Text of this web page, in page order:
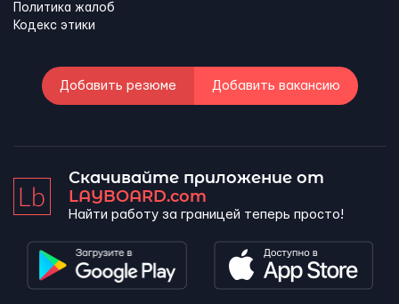
Политика жалоб
Кодекс этики
Добавить резюме Добавить вакансию
Скачивайте приложение от
LAYBOARD.com
Найти работу за границей теперь просто!